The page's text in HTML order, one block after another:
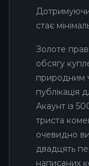
стає
Золоте
обсягу
природним
публікація
Акаунт із
триста
очевидно
двадцять
написаних